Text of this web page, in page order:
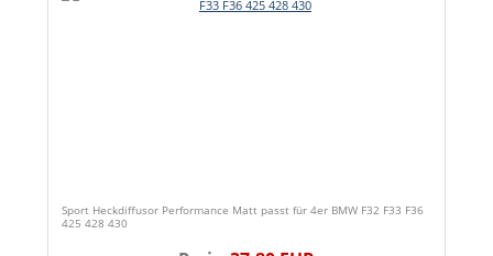
Sport Heckdiffusor Performance Matt passt für 4er BMW F32 F33 F36
425 428 430